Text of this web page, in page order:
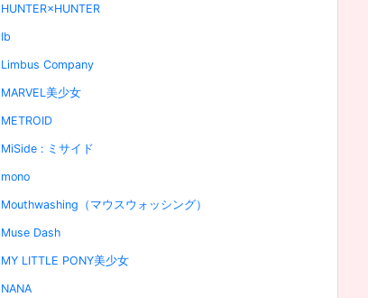
HUNTER×HUNTER
Ib
Limbus Company
MARVEL美少女
METROID
MiSide : ミサイド
mono
Mouthwashing（マウスウォッシング）
Muse Dash
MY LITTLE PONY美少女
NANA